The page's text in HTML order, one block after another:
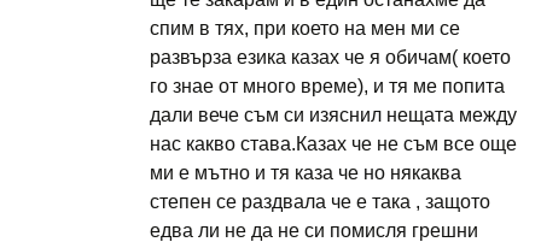
спим в тях, при което на мен ми се
развърза езика казах че я обичам( което
го знае от много време), и тя ме попита
дали вече съм си изяснил нещата между
нас какво става.Казах че не съм все още
ми е мътно и тя каза че но някаква
степен се раздвала че е така , защото
едва ли не да не си помисля грешни